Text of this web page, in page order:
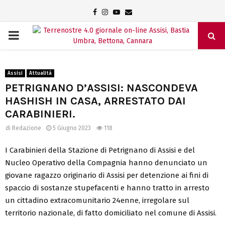
Facebook
Instagram
Youtube
Email
PRIMARY
Assisi Attualità
PETRIGNANO D’ASSISI: NASCONDEVA
HASHISH IN CASA, ARRESTATO DAI
CARABINIERI.
di Redazione 5 Giugno 2023 118
I Carabinieri della Stazione di Petrignano di Assisi e del
Nucleo Operativo della Compagnia hanno denunciato un
giovane ragazzo originario di Assisi per detenzione ai fini di
spaccio di sostanze stupefacenti e hanno tratto in arresto
un cittadino extracomunitario 24enne, irregolare sul
territorio nazionale, di fatto domiciliato nel comune di Assisi.